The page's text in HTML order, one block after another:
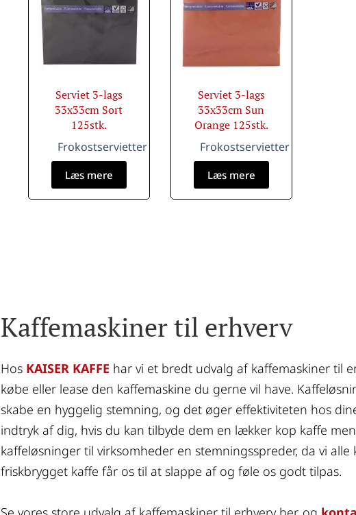
Serviet 3-lags
33x33cm Sort
125stk.
Frokostservietter
Læs mere
Serviet 3-lags
33x33cm Sun
Orange 125stk.
Frokostservietter
Læs mere
Kaffemaskiner til erhverv
Hos KAISER KAFFE har vi et bredt udvalg af kaffemaskiner til
købe eller lease den kaffemaskine du gerne vil have.
skabe en hyggelig stemning, og det øger effektiviteten hos
indtryk af dig, hvis du kan tilbyde dem en lækker kop kaffe
kaffeløsninger til virksomheder en stemningsspreder, da vi
friskbrygget kaffe får os til at slappe af og føle os godt tilpas.